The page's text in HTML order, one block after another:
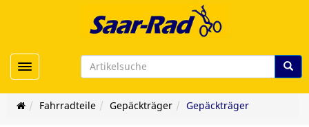
Toggle navigation
Fahrradteile Gepäckträger Gepäckträger